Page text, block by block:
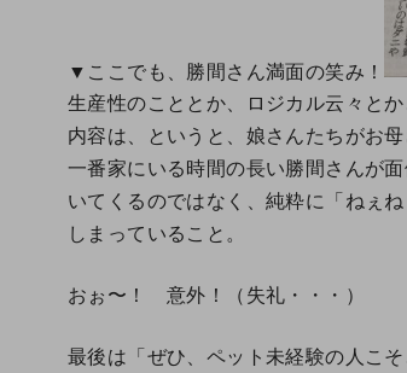
▼ここでも、勝間さん満面の笑み！
生産性のこととか、ロジカル云々と
内容は、というと、娘さんたちがお
一番家にいる時間の長い勝間さんが
いてくるのではなく、純粋に「ねぇ
しまっていること。
おぉ〜！ 意外！（失礼・・・）
最後は「ぜひ、ペット未経験の人こ